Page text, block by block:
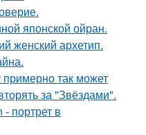
японской ойран.
женский архетип.
так может
за "Звёздами".
портрет в